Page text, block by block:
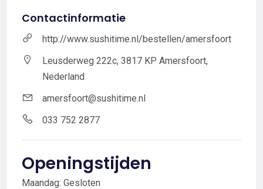
Contactinformatie
http://www.sushitime.nl/bestellen/amersfoort
Leusderweg 222c, 3817 KP Amersfoort,
Nederland
amersfoort@sushitime.nl
033 752 2877
Openingstijden
Maandag: Gesloten